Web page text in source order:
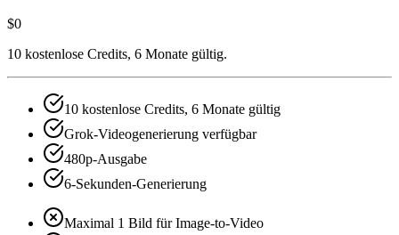
$0
10 kostenlose Credits, 6 Monate gültig.
10 kostenlose Credits, 6 Monate gültig
Grok-Videogenerierung verfügbar
480p-Ausgabe
6-Sekunden-Generierung
Maximal 1 Bild für Image-to-Video